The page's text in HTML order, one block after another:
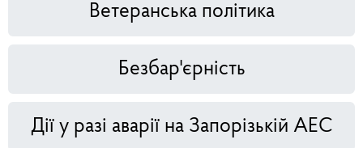
Ветеранська політика
Безбар'єрність
Дії у разі аварії на Запорізькій АЕС